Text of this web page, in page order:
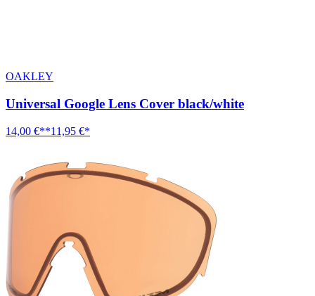
OAKLEY
Universal Google Lens Cover black/white
14,00 €**11,95 €*